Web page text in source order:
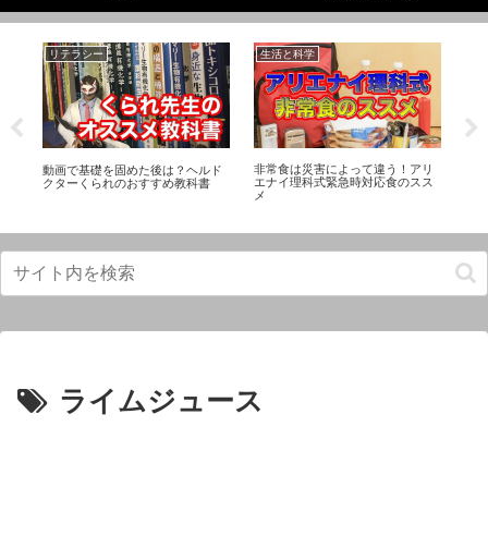
リテラシー
動画で基礎を固めた後は？ヘルド
クターくられのおすすめ教科書
生活と科学
非常食は災害によって違う！アリ
エナイ理科式緊急時対応食のスス
メ
ライムジュース